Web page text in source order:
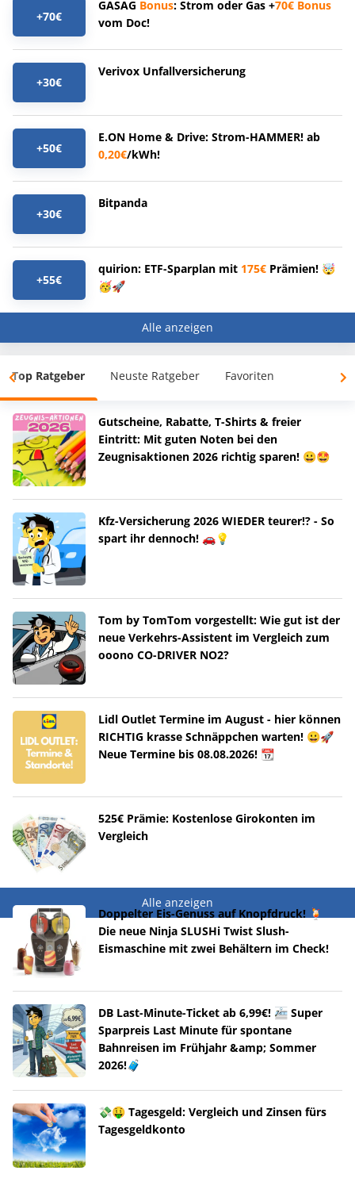
+70€
GASAG Bonus: Strom oder Gas +70€ Bonus
vom Doc!
+30€
Verivox Unfallversicherung
+50€
E.ON Home & Drive: Strom-HAMMER! ab
0,20€/kWh!
+30€
Bitpanda
+55€
quirion: ETF-Sparplan mit 175€ Prämien! 🤯
🥳🚀
Alle anzeigen
Top Ratgeber Neuste Ratgeber Favoriten
Gutscheine, Rabatte, T-Shirts & freier
Eintritt: Mit guten Noten bei den
Zeugnisaktionen 2026 richtig sparen! 😀🤩
Kfz-Versicherung 2026 WIEDER teurer!? - So
spart ihr dennoch! 🚗💡
Tom by TomTom vorgestellt: Wie gut ist der
neue Verkehrs-Assistent im Vergleich zum
ooono CO-DRIVER NO2?
Lidl Outlet Termine im August - hier können
RICHTIG krasse Schnäppchen warten! 😀🚀
Neue Termine bis 08.08.2026! 📆
525€ Prämie: Kostenlose Girokonten im
Vergleich
Alle anzeigen
Doppelter Eis-Genuss auf Knopfdruck! 🍹
Die neue Ninja SLUSHi Twist Slush-
Eismaschine mit zwei Behältern im Check!
DB Last-Minute-Ticket ab 6,99€! 🚈 Super
Sparpreis Last Minute für spontane
Bahnreisen im Frühjahr &amp; Sommer
2026!🧳
💸🤑 Tagesgeld: Vergleich und Zinsen fürs
Tagesgeldkonto